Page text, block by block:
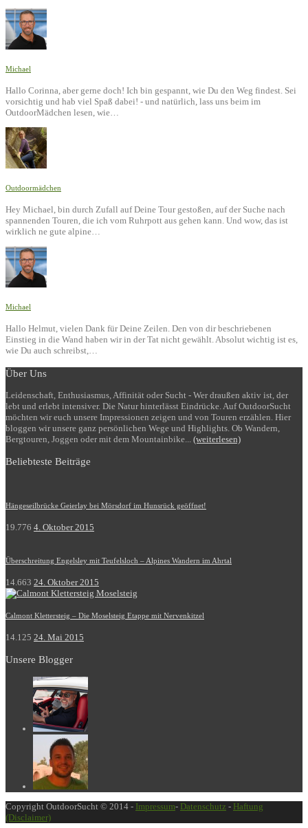
Michael
Hallo Corinna, aber gerne doch! Ich bin gespannt, wie Du den Weg findest. Sei
vorsichtig und hab viel Spaß dabei! - und natürlich, lass uns beim im
OutdoorMädchen lesen, wie…
Outdoormädchen
Hey Michael, bin durch Zufall auf Deine Tour gestoßen, auf der Suche nach
spannenden Touren, die ich vom Ruhrpott aus gehen kann. Und wow, das ist
wirklich ne gute alpine…
Michael
Hallo Helmut, vielen Dank für Deine Zeilen. Den von dir beschriebenen
Einstieg in die Wand haben wir in der Tat nicht gewählt. Absolut wichtig ist es,
wie Du auch schreibst,…
Über Uns
Leidenschaft, Enthusiasmus, Affinität oder Sucht - Wer draußen aktiv ist, der
lebt und erlebt intensiver. Die Natur hinterlässt Eindrücke. Auf OutdoorSucht
möchten wir euch unsere Impressionen zeigen und von Touren erzählen. Hier
bloggen wir unsere ganz persönlichen Wege und Highlights. Ob Wandern,
Bergtouren, Joggen oder mit dem Mountainbike... (weiterlesen)
Beliebteste Beiträge
Hängeseilbrücke Geierlay bei Mörsdorf im Hunsrück geöffnet!
19.776 4. Oktober 2015
Überschreitung Engelsley mit Teufelsloch – Alpines Wandern im Ahrtal
14.663 24. Oktober 2015
Calmont Klettersteig – Die Moselsteig Etappe mit Nervenkitzel
14.125 24. Mai 2015
Unsere Blogger
Copyright OutdoorSucht © 2014 - Impressum- Datenschutz - Haftung
(Disclaimer)